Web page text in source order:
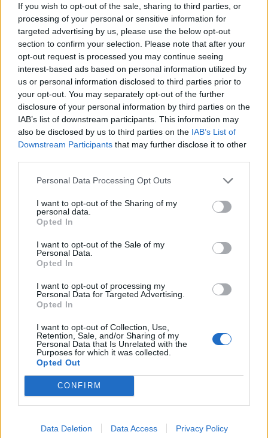
If you wish to opt-out of the sale, sharing to third parties, or
processing of your personal or sensitive information for
targeted advertising by us, please use the below opt-out
section to confirm your selection. Please note that after your
opt-out request is processed you may continue seeing
interest-based ads based on personal information utilized by
us or personal information disclosed to third parties prior to
your opt-out. You may separately opt-out of the further
disclosure of your personal information by third parties on the
IAB’s list of downstream participants. This information may
also be disclosed by us to third parties on the IAB’s List of
Downstream Participants that may further disclose it to other
Personal Data Processing Opt Outs
I want to opt-out of the Sharing of my
personal data.
Opted In
I want to opt-out of the Sale of my
Personal Data.
Opted In
I want to opt-out of processing my
Personal Data for Targeted Advertising.
Opted In
I want to opt-out of Collection, Use,
Retention, Sale, and/or Sharing of my
Personal Data that Is Unrelated with the
Purposes for which it was collected.
Opted Out
CONFIRM
Data Deletion Data Access Privacy Policy
oraz powodującymi je nierównościami
społecznymi. Motywacje pisarza, zwanego
„Sumieniem narodu polskiego”, widać
doskonale w motywach literackich, jakich
użył w swojej powieści.
KATEGORIE
OPRACOWANIA LEKTUR
TAGI
PRZEDWIOŚNIE
DODAJ KOMENTARZ
JAKI WPŁYW NA SPOSÓB
CZŁOWIEKA MAJĄ CZASY,
W KTÓRYCH ON ŻYJE? W
PRACY ODWOŁAJ SIĘ DO:
WYBRANEJ LEKTURY
UTWORU LITERACKIEGO